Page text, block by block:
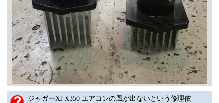
ジャガーXJ X350 エアコンの風が出ないという修理依